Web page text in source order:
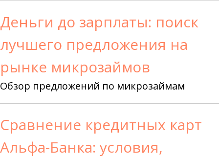
Деньги до зарплаты: поиск
лучшего предложения на
рынке микрозаймов
Обзор предложений по микрозаймам
Сравнение кредитных карт
Альфа-Банка: условия,